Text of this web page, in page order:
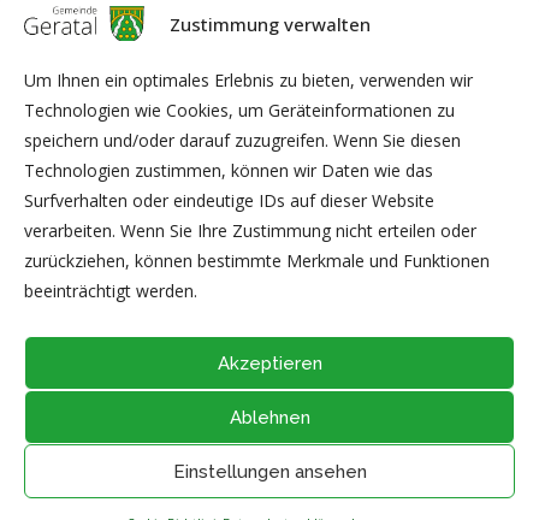
Zustimmung verwalten
Um Ihnen ein optimales Erlebnis zu bieten, verwenden wir
Technologien wie Cookies, um Geräteinformationen zu
speichern und/oder darauf zuzugreifen. Wenn Sie diesen
Technologien zustimmen, können wir Daten wie das
Surfverhalten oder eindeutige IDs auf dieser Website
verarbeiten. Wenn Sie Ihre Zustimmung nicht erteilen oder
zurückziehen, können bestimmte Merkmale und Funktionen
beeinträchtigt werden.
Akzeptieren
Ablehnen
Einstellungen ansehen
Weather widget
General > Extra Options > Weather API Key to get this widget
work.
ARCHIV
@2026 - Alle Rechte vorbehalten durchGemeinde Geratal
DATENSCHUTZ|Thüringer Transparenzportal